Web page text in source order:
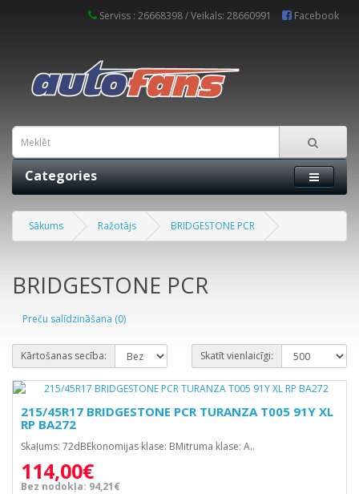
Serviss : 26668398 / Veikals: 28660991 Facebook
Categories
Sākums Ražotājs BRIDGESTONE PCR
BRIDGESTONE PCR
Preču salīdzināšana (0)
Kārtošanas secība: Skatīt vienlaicīgi:
215/45R17 BRIDGESTONE PCR TURANZA T005 91Y XL
RP BA272
Skaļums: 72dBEkonomijas klase: BMitruma klase: A..
114,00€
Bez nodokļa: 94,21€